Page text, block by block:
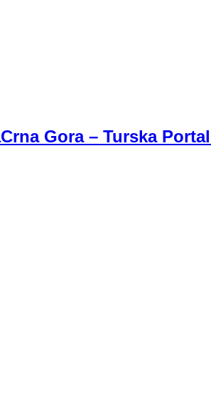
Crna Gora – Turska